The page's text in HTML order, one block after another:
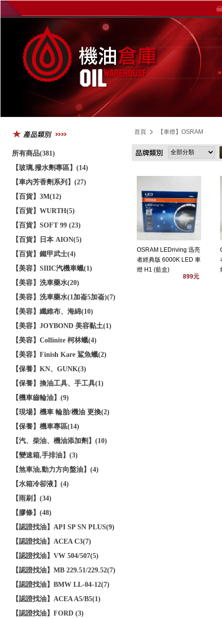
所有商品(381)
【玻璃,撥水劑專區】(14)
【車內芳香劑系列】(27)
【百貨】3M(12)
【百貨】WURTH(5)
【百貨】SOFT 99 (23)
【百貨】日本 AION(5)
【百貨】鐵甲武士(4)
【美容】SIIIC汽機車蠟(1)
【美容】洗車藥水(20)
【美容】洗車藥水(1加崙5加崙)(7)
【美容】纖維布、海綿(10)
【美容】JOYBOND 美容黏土(1)
【美容】Collinite 柯林蠟(4)
【美容】Finish Kare 鯊魚蠟(2)
【保養】KN、GUNK(3)
【保養】換油工具、手工具(1)
【機車齒輪油】(9)
【現場】機車 輪胎/機油 更換(2)
【保養】機車專區(14)
【汽、柴油、機油添加劑】(10)
【變速箱,手排油】(3)
【煞車油,動力方向盤油】(4)
【水箱冷卻液】(4)
【雨刷】(34)
【膠條】(48)
【認證找油】API SP SN PLUS(9)
【認證找油】ACEA C3(7)
【認證找油】VW 504/507(5)
【認證找油】MB 229.51/229.52(7)
【認證找油】BMW LL-04-12(7)
【認證找油】ACEA A5/B5(1)
【認證找油】FORD (3)
首頁 【車燈】OSRAM
OSRAM LEDriving 迅亮
者經典版 6000K LED 車
燈 H1 (藍盒)
899元